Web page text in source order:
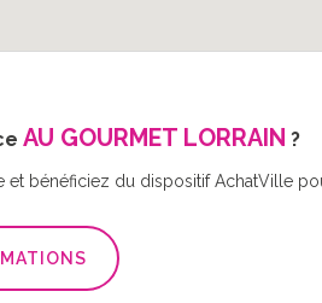
AU GOURMET LORRAIN ?
bénéficiez du dispositif AchatVille